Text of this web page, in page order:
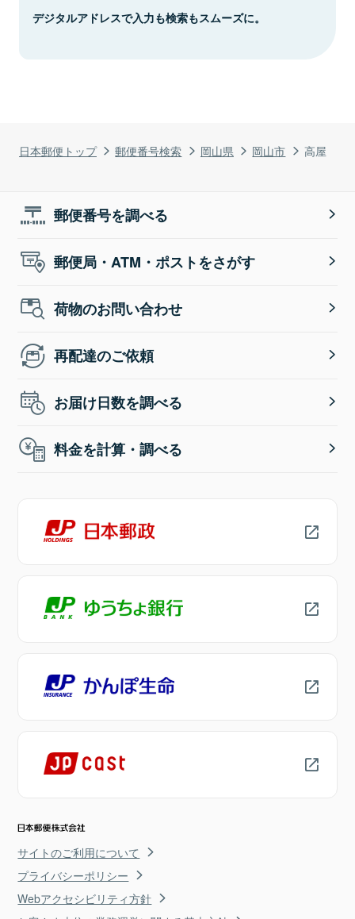
日本郵便トップ 郵便番号検索 岡山県 岡山市 高屋
デジタルアドレスで入力も検索もスムーズに。
郵便番号を調べる
郵便局・ATM・ポストをさがす
荷物のお問い合わせ
再配達のご依頼
お届け日数を調べる
料金を計算・調べる
サイトのご利用について
プライバシーポリシー
Webアクセシビリティ方針